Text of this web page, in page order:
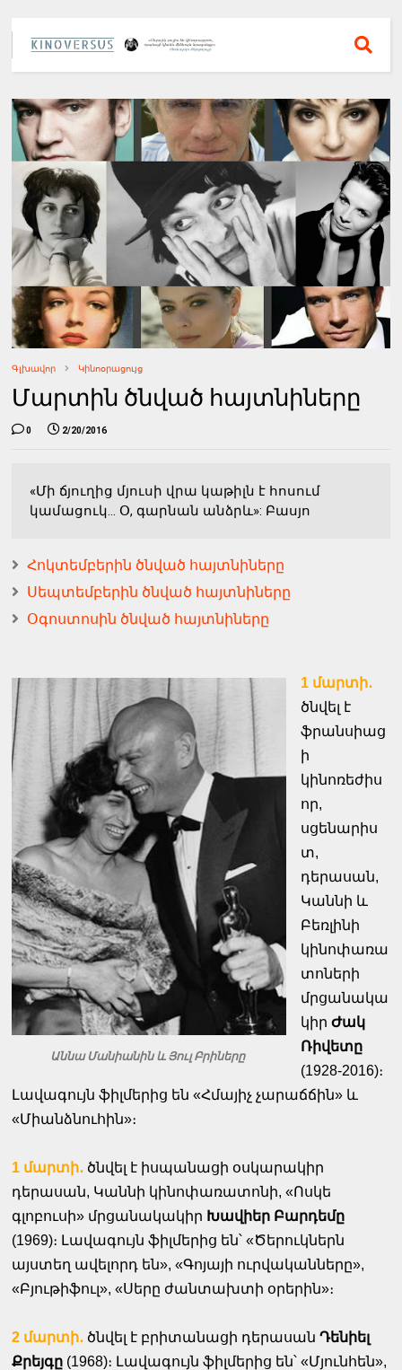
Գլխավոր Կինոօրացույց
Մարտին ծնված հայտնիները
0 2/20/2016
«Մի ճյուղից մյուսի վրա կաթիլն է հոսում
կամացուկ... Օ, գարնան անձրև»: Բասյո
Հոկտեմբերին ծնված հայտնիները
Սեպտեմբերին ծնված հայտնիները
Օգոստոսին ծնված հայտնիները
Աննա Մանիանին և Յուլ Բրիները
1 մարտի․
ծնվել է
ֆրանսիաց
ի
կինոռեժիս
որ,
սցենարիս
տ,
դերասան,
Կաննի և
Բեռլինի
կինոփառա
տոների
մրցանակա
կիրԺակ
Ռիվետը
(1928-2016)։
Լավագույն ֆիլմերից են «Հմայիչ չարաճճին» և
«Միանձնուհին»։
1 մարտի․ ծնվել է իսպանացի օսկարակիր
դերասան, Կաննի կինոփառատոնի, «Ոսկե
գլոբուսի» մրցանակակիր Խավիեր Բարդեմը
(1969)։ Լավագույն ֆիլմերից են՝ «Ծերուկներն
այստեղ ավելորդ են», «Գոյայի ուրվականները»,
«Բյութիֆուլ», «Սերը ժանտախտի օրերին»։
2 մարտի․ ծնվել է բրիտանացի դերասանԴենիել
Քրեյգը (1968)։ Լավագույն ֆիլմերից են՝ «Մյունհեն»,